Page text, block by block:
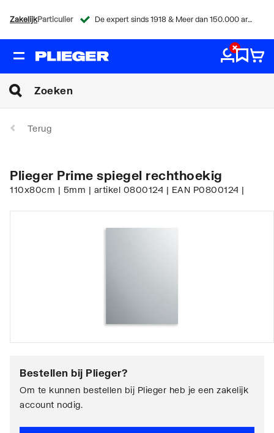
ZakelijkParticulier De expert sinds 1918 & Meer dan 150.000 artikelen
Terug
Plieger Prime spiegel rechthoekig
110x80cm | 5mm | artikel 0800124 | EAN P0800124 |
Bestellen bij Plieger?
Om te kunnen bestellen bij Plieger heb je een zakelijk
account nodig.